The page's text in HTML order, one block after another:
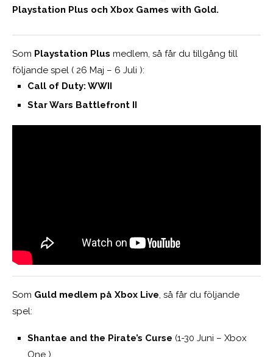
Playstation Plus och Xbox Games with Gold.
Som Playstation Plus medlem, så får du tillgång till
följande spel ( 26 Maj – 6 Juli ):
Call of Duty: WWII
Star Wars Battlefront II
Som Guld medlem på Xbox Live, så får du följande
spel:
Shantae and the Pirate’s Curse (1-30 Juni – Xbox
One )